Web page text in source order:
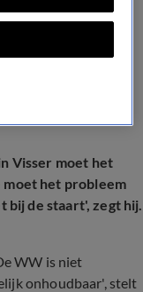
Visser moet het
het probleem
bij de staart', zegt hij.
WW is niet
onhoudbaar', stelt